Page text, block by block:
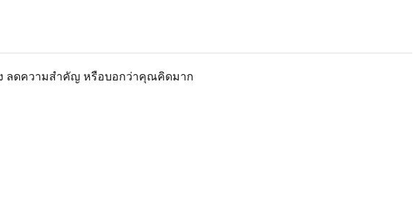
ง ลดความสำคัญ หรือบอกว่าคุณคิดมาก